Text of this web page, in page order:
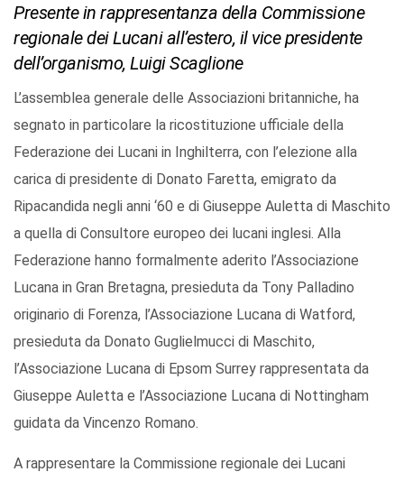
Presente in rappresentanza della Commissione
regionale dei Lucani all’estero, il vice presidente
dell’organismo, Luigi Scaglione
L’assemblea generale delle Associazioni britanniche, ha
segnato in particolare la ricostituzione ufficiale della
Federazione dei Lucani in Inghilterra, con l’elezione alla
carica di presidente di Donato Faretta, emigrato da
Ripacandida negli anni ‘60 e di Giuseppe Auletta di Maschito
a quella di Consultore europeo dei lucani inglesi. Alla
Federazione hanno formalmente aderito l’Associazione
Lucana in Gran Bretagna, presieduta da Tony Palladino
originario di Forenza, l’Associazione Lucana di Watford,
presieduta da Donato Guglielmucci di Maschito,
l’Associazione Lucana di Epsom Surrey rappresentata da
Giuseppe Auletta e l’Associazione Lucana di Nottingham
guidata da Vincenzo Romano.
A rappresentare la Commissione regionale dei Lucani